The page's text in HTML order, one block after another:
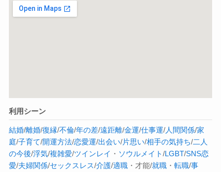
利用シーン
結婚/離婚/復縁/不倫/年の差/遠距離/金運/仕事運/人間関係/家
庭/子育て/開運方法/恋愛運/出会い/片思い/相手の気持ち/二人
の今後/浮気/複雑愛/ツインレイ ・ ソウルメイト/LGBT/SNS恋
愛/夫婦関係/セックスレス/介護/適職・才能/就職・ 転職/事